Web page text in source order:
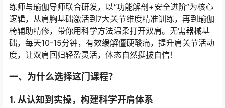
练师与瑜伽导师联合研发，以“功能解剖+安全进阶”为核心
逻辑，从肩胸基础激活到7大关节维度精准训练，再到瑜伽
椅辅助精修，带你用科学方法温柔打开双肩。无需器械基
础，每天10-15分钟，有效缓解僵硬酸痛，提升肩关节活动
度，让双肩回归轻盈灵活，体态自然挺拔自信！
一、为什么选择这门课程？
1. 从认知到实操，构建科学开肩体系